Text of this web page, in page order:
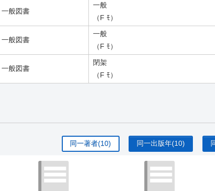
一般図書
一般
（F ﾓ）
一般図書
一般
（F ﾓ）
一般図書
閉架
（F ﾓ）
同一著者(10) 同一出版年(10)